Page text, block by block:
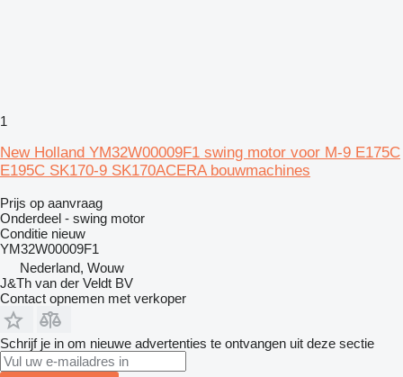
1
New Holland YM32W00009F1 swing motor voor M-9 E175C
E195C SK170-9 SK170ACERA bouwmachines
Prijs op aanvraag
Onderdeel - swing motor
Conditie nieuw
YM32W00009F1
Nederland, Wouw
J&Th van der Veldt BV
Contact opnemen met verkoper
Schrijf je in om nieuwe advertenties te ontvangen uit deze sectie